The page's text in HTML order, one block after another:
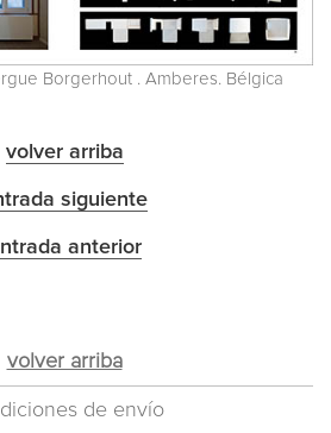
Borgerhout . Amberes. Bélgica
volver arriba
siguiente
anterior
volver arriba
de envío